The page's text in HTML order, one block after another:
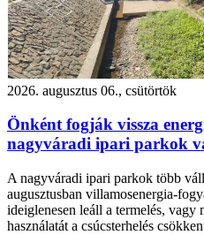
2026. augusztus 06., csütörtök
Önként fogják vissza
nagyváradi ipari parkok
A nagyváradi ipari parkok több
augusztusban villamosenergia-
ideiglenesen leáll a termelés,
használatát a csúcsterhelés